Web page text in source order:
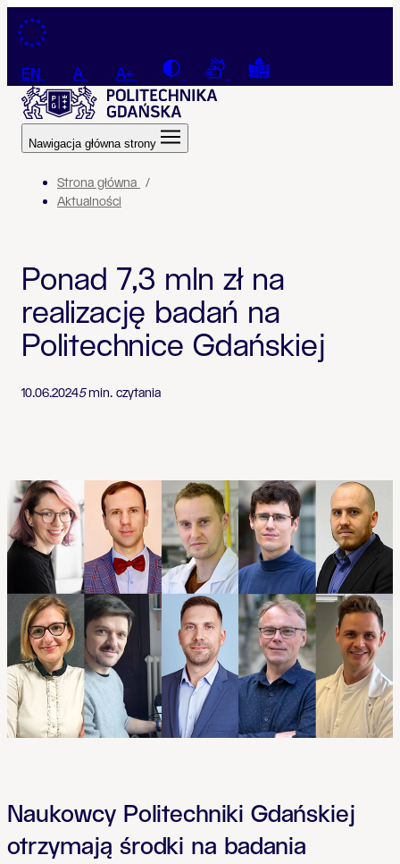
Przejdź do treści
EN A A+ Contrast Connection with a sign
Tekst łatwy do
Nawigacja główna strony
Strona główna
Aktualności
Ponad 7,3 mln zł na
realizację badań na
Politechnice Gdańskiej
10.06.20245min. czytania
Naukowcy Politechniki Gdańskiej
otrzymają środki na badania